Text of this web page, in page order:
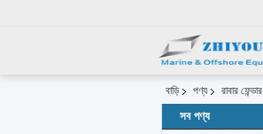
বাড়ি পণ্য রাবার ফেন্ডার
সব পণ্য